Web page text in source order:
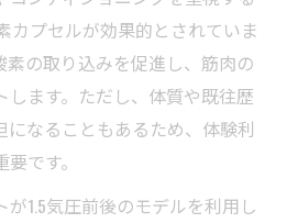
カプセルが効果的とされていま
素の取り込みを促進し、筋肉の
します。ただし、体質や既往歴
になることもあるため、体験利
です。
1.5気圧前後のモデルを利用し